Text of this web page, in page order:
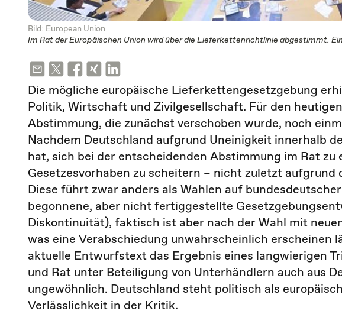
Bild: European Union
Im Rat der Europäischen Union wird über die Lieferkettenrichtlinie abgestimmt.
Die mögliche europäische Lieferkettengesetzgebung
Politik, Wirtschaft und Zivilgesellschaft. Für den
Abstimmung, die zunächst verschoben wurde, noch
Nachdem Deutschland aufgrund Uneinigkeit innerhalb
hat, sich bei der entscheidenden Abstimmung im Rat
Gesetzesvorhaben zu scheitern – nicht zuletzt aufgrund
Diese führt zwar anders als Wahlen auf
begonnene, aber nicht fertiggestellte
Diskontinuität), faktisch ist aber nach der Wahl mit
was eine Verabschiedung unwahrscheinlich erscheinen
aktuelle Entwurfstext das Ergebnis eines langwierigen
und Rat unter Beteiligung von Unterhändlern auch aus
ungewöhnlich. Deutschland steht politisch als
Verlässlichkeit in der Kritik.